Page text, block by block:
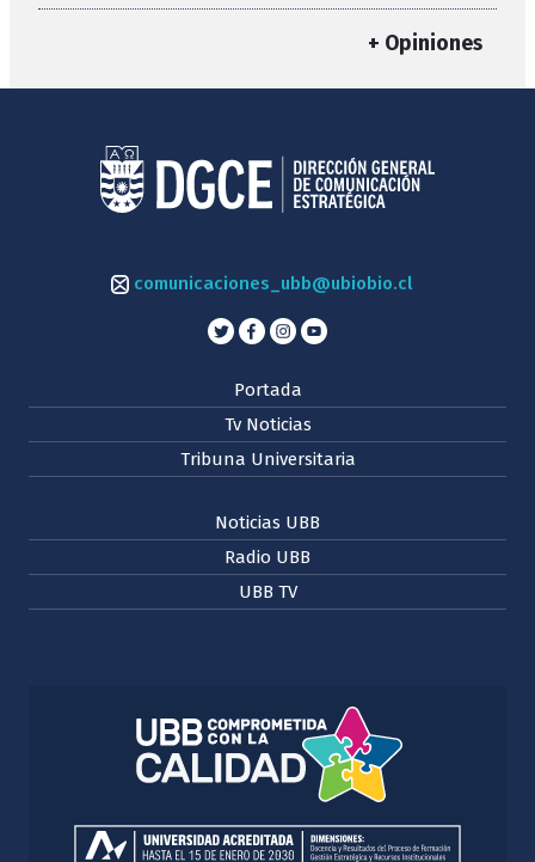
+ Opiniones
comunicaciones_ubb@ubiobio.cl
Portada
Tv Noticias
Tribuna Universitaria
Noticias UBB
Radio UBB
UBB TV